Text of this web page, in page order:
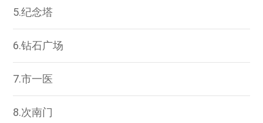
5.纪念塔
6.钻石广场
7.市一医
8.次南门